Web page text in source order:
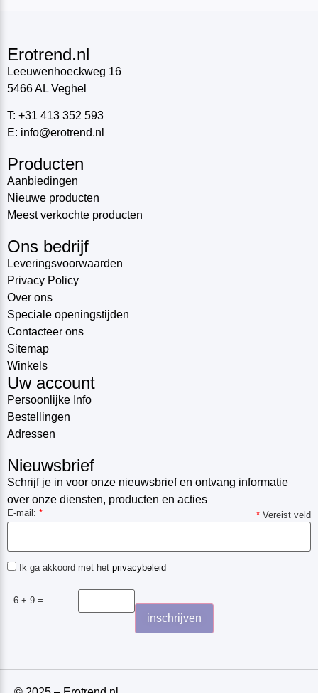
Erotrend.nl
Leeuwenhoeckweg 16
5466 AL Veghel
T: +31 413 352 593
E: info@erotrend.nl
Producten
Aanbiedingen
Nieuwe producten
Meest verkochte producten
Ons bedrijf
Leveringsvoorwaarden
Privacy Policy
Over ons
Speciale openingstijden
Contacteer ons
Sitemap
Winkels
Uw account
Persoonlijke Info
Bestellingen
Adressen
Nieuwsbrief
Schrijf je in voor onze nieuwsbrief en ontvang informatie
over onze diensten, producten en acties
* Vereist veld
E-mail: *
Ik ga akkoord met het privacybeleid
6 + 9 =